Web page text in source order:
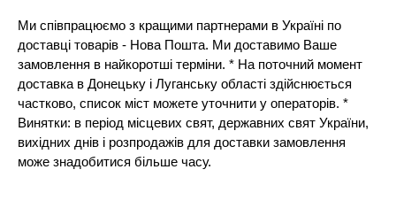
Ми співпрацюємо з кращими партнерами в Україні по
доставці товарів - Нова Пошта. Ми доставимо Ваше
замовлення в найкоротші терміни. * На поточний момент
доставка в Донецьку і Луганську області здійснюється
частково, список міст можете уточнити у операторів. *
Винятки: в період місцевих свят, державних свят України,
вихідних днів і розпродажів для доставки замовлення
може знадобитися більше часу.